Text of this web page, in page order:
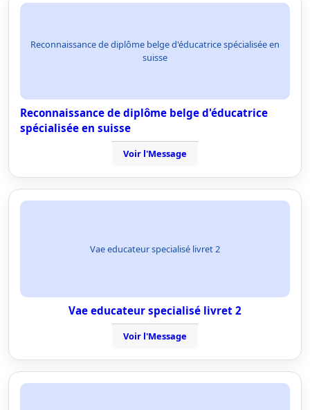
Reconnaissance de diplôme belge d'éducatrice spécialisée en
suisse
Reconnaissance de diplôme belge d'éducatrice
spécialisée en suisse
Voir l'Message
Vae educateur specialisé livret 2
Vae educateur specialisé livret 2
Voir l'Message